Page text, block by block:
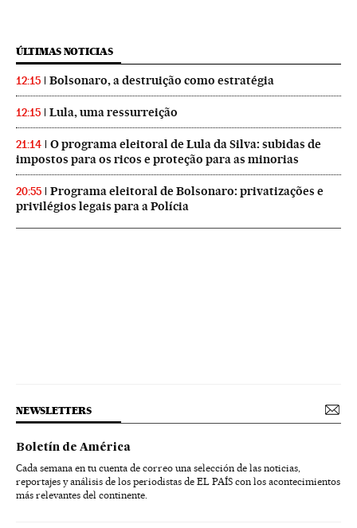
ÚLTIMAS NOTICIAS
12:15 Bolsonaro, a destruição como estratégia
12:15 Lula, uma ressurreição
21:14
O programa eleitoral de Lula da Silva: subidas de
impostos para os ricos e proteção para as minorias
20:55
Programa eleitoral de Bolsonaro: privatizações e
privilégios legais para a Polícia
NEWSLETTERS
Boletín de América
Cada semana en tu cuenta de correo una selección de las noticias,
reportajes y análisis de los periodistas de EL PAÍS con los acontecimientos
más relevantes del continente.